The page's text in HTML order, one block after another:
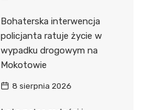
Bohaterska interwencja
policjanta ratuje życie w
wypadku drogowym na
Mokotowie
8 sierpnia 2026